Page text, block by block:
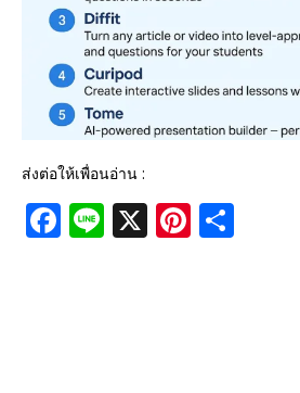
ส่งต่อให้เพื่อนอ่าน :
F Li X Pi